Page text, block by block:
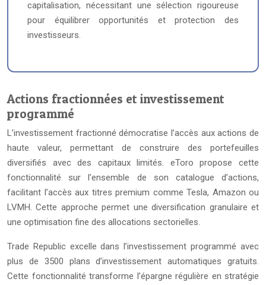
capitalisation, nécessitant une sélection rigoureuse
pour équilibrer opportunités et protection des
investisseurs.
Actions fractionnées et investissement
programmé
L’investissement fractionné démocratise l’accès aux actions de
haute valeur, permettant de construire des portefeuilles
diversifiés avec des capitaux limités. eToro propose cette
fonctionnalité sur l’ensemble de son catalogue d’actions,
facilitant l’accès aux titres premium comme Tesla, Amazon ou
LVMH. Cette approche permet une diversification granulaire et
une optimisation fine des allocations sectorielles.
Trade Republic excelle dans l’investissement programmé avec
plus de 3500 plans d’investissement automatiques gratuits.
Cette fonctionnalité transforme l’épargne régulière en stratégie